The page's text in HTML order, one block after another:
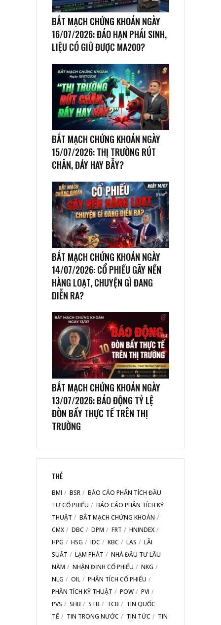
BẮT MẠCH CHỨNG KHOÁN NGÀY
16/07/2026: ĐÁO HẠN PHÁI SINH,
LIỆU CÓ GIỮ ĐƯỢC MA200?
BẮT MẠCH CHỨNG KHOÁN NGÀY
15/07/2026: THỊ TRƯỜNG RÚT
CHÂN, ĐÁY HAY BẪY?
BẮT MẠCH CHỨNG KHOÁN NGÀY
14/07/2026: CỔ PHIẾU GÃY NỀN
HÀNG LOẠT, CHUYỆN GÌ ĐANG
DIỄN RA?
BẮT MẠCH CHỨNG KHOÁN NGÀY
13/07/2026: BÁO ĐỘNG TỶ LỆ
ĐÒN BẨY THỰC TẾ TRÊN THỊ
TRƯỜNG
THẺ
BMI BSR
BÁO CÁO PHÂN TÍCH ĐẦU
TƯ CỔ PHIẾU
BÁO CÁO PHÂN TÍCH KỸ
THUẬT
BẮT MẠCH CHỨNG KHOÁN
CMX
DBC DPM FRT
HNINDEX
HPG
HSG IDC KBC LAS
LÃI
SUẤT
LẠM PHÁT
NHÀ ĐẦU TƯ LÂU
NĂM
NHẬN ĐỊNH CỔ PHIẾU
NKG
NLG
OIL
PHÂN TÍCH CỔ PHIẾU
PHÂN TÍCH KỸ THUẬT
POW
PVI
PVS
SHB STB TCB
TIN QUỐC
TẾ
TIN TRONG NƯỚC TIN TỨC
TIN